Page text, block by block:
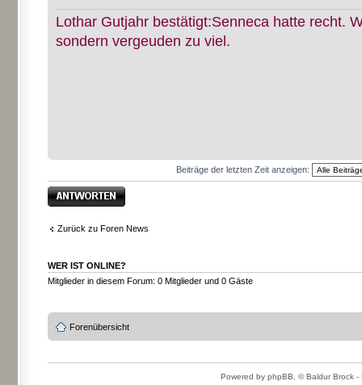
Lothar Gutjahr bestätigt:Senneca hatte recht.
sondern vergeuden zu viel.
Beiträge der letzten Zeit anzeigen:
Antwort erstellen
Zurück zu Foren News
WER IST ONLINE?
Mitglieder in diesem Forum: 0 Mitglieder und 0 Gäste
Forenübersicht
Powered by phpBB, © Baldur Brock -